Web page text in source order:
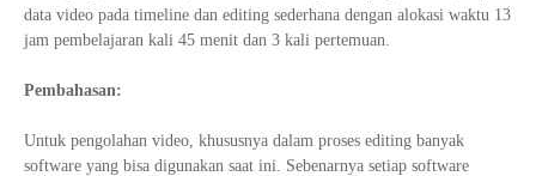
data video pada timeline dan editing sederhana dengan alokasi waktu 13
jam pembelajaran kali 45 menit dan 3 kali pertemuan.
Pembahasan:
Untuk pengolahan video, khususnya dalam proses editing banyak
software yang bisa digunakan saat ini. Sebenarnya setiap software